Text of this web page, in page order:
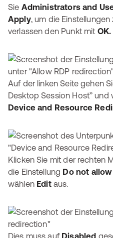
Sie Administrators and
Apply, um die
verlassen den Punkt mit OK.
Auf der linken Seite gehen
Desktop Session Host”
Device and Resource
Klicken Sie mit der rechten
die Einstellung Do not
wählen Editaus.
Dies muss auf Disabled